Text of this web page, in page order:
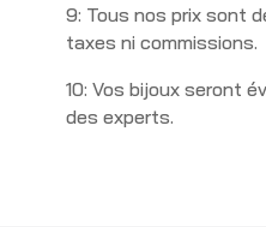
9: Tous nos prix sont
taxes ni commissions.
10: Vos bijoux seront
des experts.